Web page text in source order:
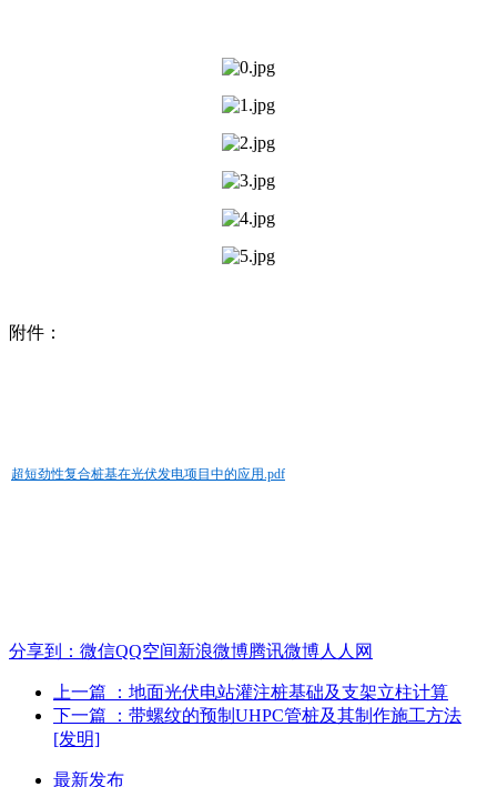
附件：
超短劲性复合桩基在光伏发电项目中的应用.pdf
分享到： 微信QQ空间新浪微博腾讯微博人人网
上一篇
：地面光伏电站灌注桩基础及支架立柱计算
下一篇
：带螺纹的预制UHPC管桩及其制作施工方法
[发明]
最新发布